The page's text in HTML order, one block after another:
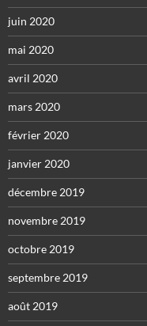
juin 2020
mai 2020
avril 2020
mars 2020
février 2020
janvier 2020
décembre 2019
novembre 2019
octobre 2019
septembre 2019
août 2019